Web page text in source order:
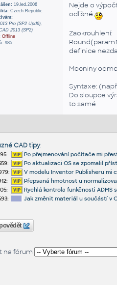
19.led.2006
Czech Republic
Pro (SP2 Upd6),
2013 (SP2)
Offline
985
Nejde o
odlišné
Zaokrouhlení:
definice
Mocniny
Syntaxe:
Do sloupce
to samé
CAD tipy:
Po přejmenování počítače mi
Po aktualizaci OS se zpomalil
V modelu Inventor Publisheru mi
Přepsaná hmotnost u
Rychlá kontrola funkčnosti ADMS
Jak změnit materiál u součástí v
na fórum